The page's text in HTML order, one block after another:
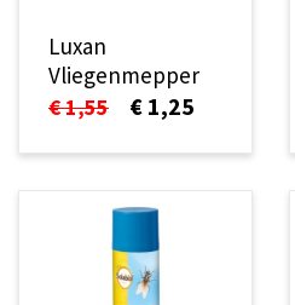
Luxan
Vliegenmepper
€ 1,55 € 1,25